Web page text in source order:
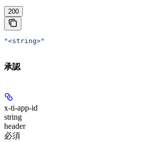
200
"<string>"
承認
x-ti-app-id
string
header
必須